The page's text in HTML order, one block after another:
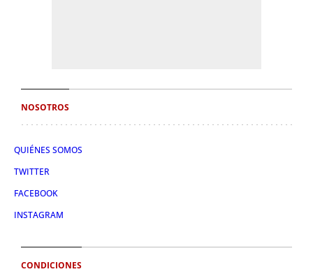
NOSOTROS
QUIÉNES SOMOS
TWITTER
FACEBOOK
INSTAGRAM
CONDICIONES